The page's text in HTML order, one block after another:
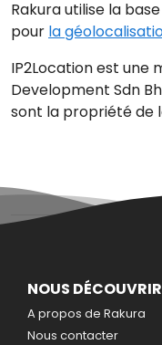
Rakura utilise la
pour la
IP2Location est une
Development Sdn
sont la propriété de
NOUS DÉCOUVRIR
A propos de Rakura
Nous contacter